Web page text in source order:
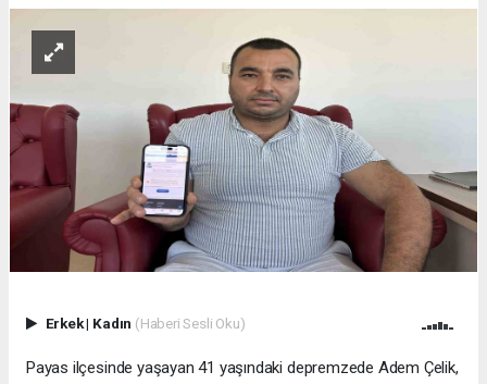
Erkek| Kadın (Haberi Sesli Oku)
Payas ilçesinde yaşayan 41 yaşındaki depremzede Adem Çelik,